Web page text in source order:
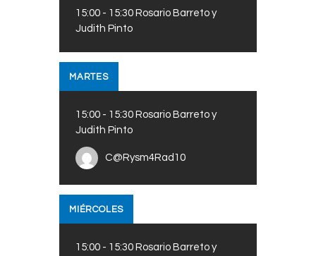
15:00- 15:30 Rosario Barreto y
Judith Pinto
MARTES
15:00- 15:30 Rosario Barreto y
Judith Pinto
C@Rysm4Rad10
MIÉRCOLES
15:00- 15:30 Rosario Barreto y